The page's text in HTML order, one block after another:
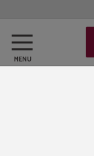
MENÚ
Powered by Keytel
Compra segura